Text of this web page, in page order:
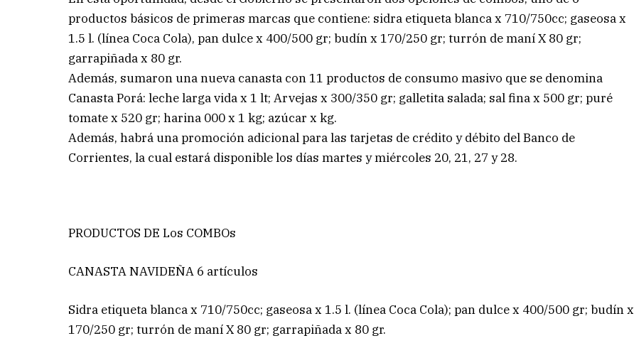
productos básicos de primeras marcas que contiene: sidra etiqueta blanca x 710/750cc; gaseosa x
1.5 l. (línea Coca Cola), pan dulce x 400/500 gr; budín x 170/250 gr; turrón de maní X 80 gr;
garrapiñada x 80 gr.
Además, sumaron una nueva canasta con 11 productos de consumo masivo que se denomina
Canasta Porá: leche larga vida x 1 lt; Arvejas x 300/350 gr; galletita salada; sal fina x 500 gr; puré
tomate x 520 gr; harina 000 x 1 kg; azúcar x kg.
Además, habrá una promoción adicional para las tarjetas de crédito y débito del Banco de
Corrientes, la cual estará disponible los días martes y miércoles 20, 21, 27 y 28.
PRODUCTOS DE Los COMBOs
CANASTA NAVIDEÑA 6 artículos
Sidra etiqueta blanca x 710/750cc; gaseosa x 1.5 l. (línea Coca Cola); pan dulce x 400/500 gr; budín x
170/250 gr; turrón de maní X 80 gr; garrapiñada x 80 gr.